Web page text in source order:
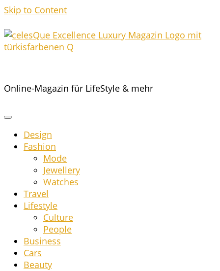
Skip to Content
Online-Magazin für LifeStyle & mehr
Design
Fashion
Mode
Jewel­lery
Wat­ches
Tra­vel
Life­style
Cul­tu­re
Peo­p­le
Busi­ness
Cars
Beau­ty